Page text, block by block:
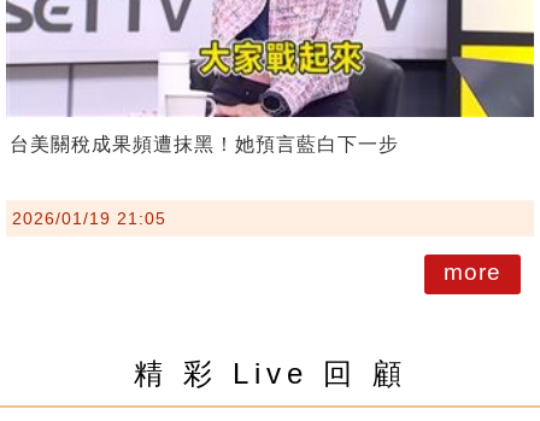
台美關稅成果頻遭抹黑！她預言藍白下一步
2026/01/19 21:05
more
精 彩 Live 回 顧